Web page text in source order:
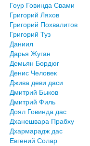
Гоур Говинда Свами
Григорий Ляхов
Григорий Похвалитов
Григорий Туз
Даниил
Дарья Жуган
Демьян Бордюг
Денис Человек
Джива деви даси
Дмитрий Быков
Дмитрий Филь
Доял Говинда дас
Дханешвара Прабху
Дхармарадж дас
Евгений Солар